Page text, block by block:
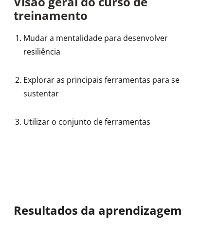
treinamento
Mudar a mentalidade para desenvolver
resiliência
Explorar as principais ferramentas para se
sustentar
Utilizar o conjunto de ferramentas
Resultados da aprendizagem